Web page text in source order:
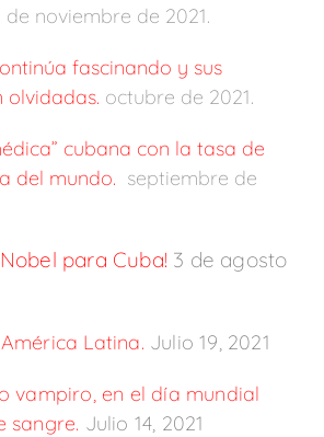
de noviembre de 2021.
fascinando y sus
olvidadas. octubre de 2021.
cubana con la tasa de
del mundo. septiembre de
para Cuba! 3 de agosto
Latina. Julio 19, 2021
vampiro, en el día mundial
sangre. Julio 14, 2021